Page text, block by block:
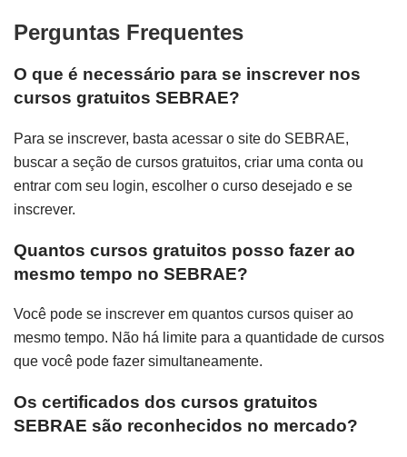
Perguntas Frequentes
O que é necessário para se inscrever nos
cursos gratuitos SEBRAE?
Para se inscrever, basta acessar o site do SEBRAE,
buscar a seção de cursos gratuitos, criar uma conta ou
entrar com seu login, escolher o curso desejado e se
inscrever.
Quantos cursos gratuitos posso fazer ao
mesmo tempo no SEBRAE?
Você pode se inscrever em quantos cursos quiser ao
mesmo tempo. Não há limite para a quantidade de cursos
que você pode fazer simultaneamente.
Os certificados dos cursos gratuitos
SEBRAE são reconhecidos no mercado?